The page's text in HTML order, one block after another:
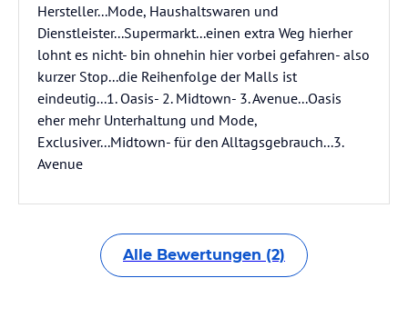
Hersteller...Mode, Haushaltswaren und
Dienstleister...Supermarkt...einen extra Weg hierher
lohnt es nicht- bin ohnehin hier vorbei gefahren- also
kurzer Stop...die Reihenfolge der Malls ist
eindeutig...1. Oasis- 2. Midtown- 3. Avenue...Oasis
eher mehr Unterhaltung und Mode,
Exclusiver...Midtown- für den Alltagsgebrauch...3.
Avenue
Alle Bewertungen (2)